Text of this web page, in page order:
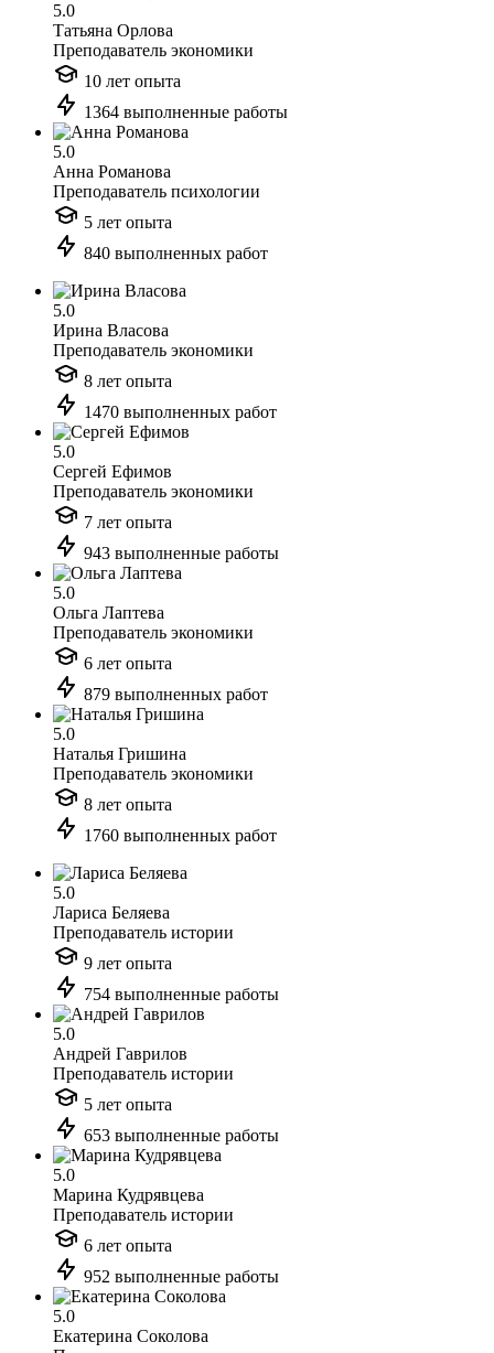
5.0
Татьяна Орлова
Преподаватель экономики
10 лет опыта
1364 выполненные работы
5.0
Анна Романова
Преподаватель психологии
5 лет опыта
840 выполненных работ
5.0
Ирина Власова
Преподаватель экономики
8 лет опыта
1470 выполненных работ
5.0
Сергей Ефимов
Преподаватель экономики
7 лет опыта
943 выполненные работы
5.0
Ольга Лаптева
Преподаватель экономики
6 лет опыта
879 выполненных работ
5.0
Наталья Гришина
Преподаватель экономики
8 лет опыта
1760 выполненных работ
5.0
Лариса Беляева
Преподаватель истории
9 лет опыта
754 выполненные работы
5.0
Андрей Гаврилов
Преподаватель истории
5 лет опыта
653 выполненные работы
5.0
Марина Кудрявцева
Преподаватель истории
6 лет опыта
952 выполненные работы
5.0
Екатерина Соколова